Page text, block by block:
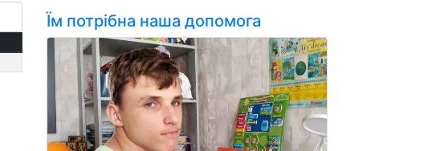
Їм потрібна наша допомога